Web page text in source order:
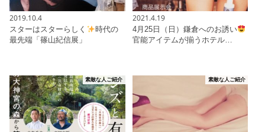
2019.10.4
スターはスターらしく
時代の
最先端「篠山紀信展」
2021.4.19
4月25日（日）鎌倉へのお誘い
官能アイテムが揃うホテル…
素敵な人ご紹介 素敵な人ご紹介